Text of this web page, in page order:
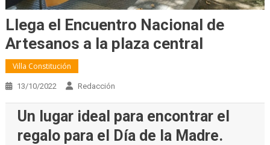
Llega el Encuentro Nacional de
Artesanos a la plaza central
Villa Constitución
13/10/2022 Redacción
Un lugar ideal para encontrar el
regalo para el Día de la Madre.